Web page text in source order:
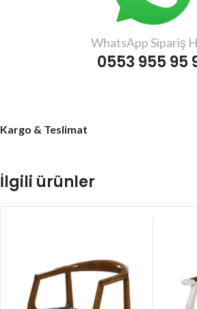
WhatsApp Sipariş
0553 955 95
Kargo & Teslimat
İlgili ürünler